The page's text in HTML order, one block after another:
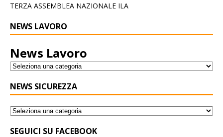
TERZA ASSEMBLEA NAZIONALE ILA
NEWS LAVORO
News Lavoro
NEWS SICUREZZA
SEGUICI SU FACEBOOK